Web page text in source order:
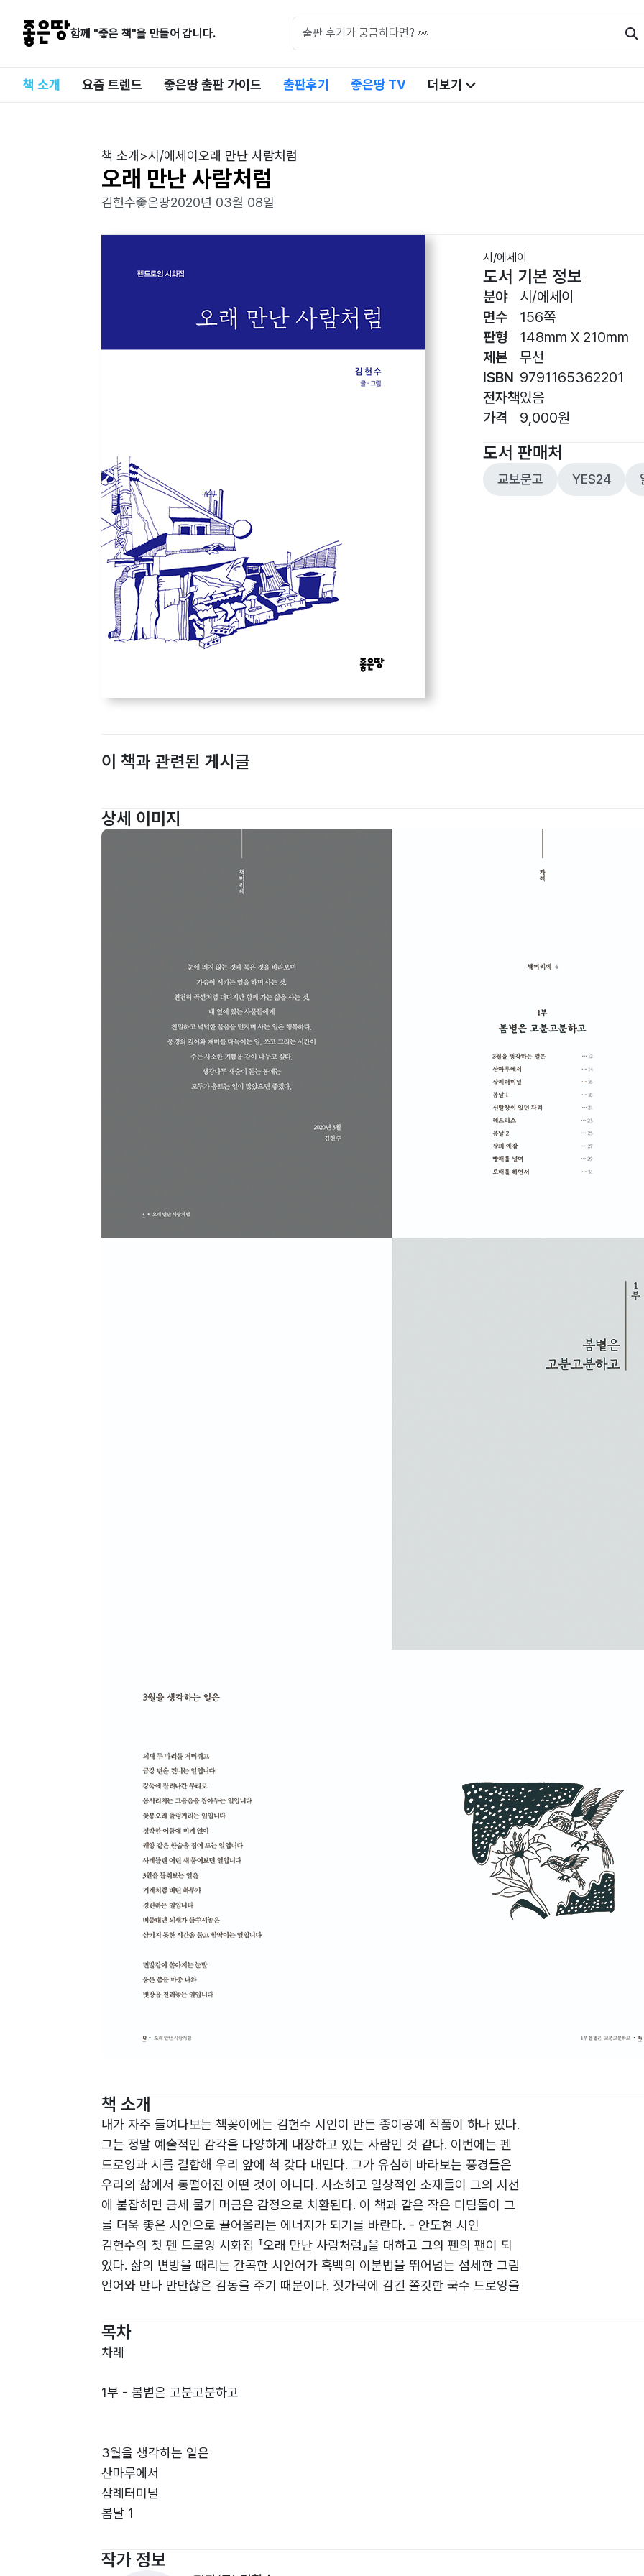
함께 "좋은 책"을 만들어 갑니다.
책 소개 요즘 트렌드 좋은땅 출판 가이드 출판후기 좋은땅 TV 더보기
책 소개 >시/에세이 오래 만난 사람처럼
오래 만난 사람처럼
김헌수좋은땅2020년 03월 08일
시/에세이
도서 기본 정보
분야
면수
판형
제본
ISBN
전자책
가격
시/에세이
156쪽
148mm X 210mm
무선
9791165362201
있음
9,000원
도서 판매처
교보문고 YES24
이 책과 관련된 게시글
상세 이미지
책 소개
내가 자주 들여다보는 책꽂이에는 김헌수 시인이 만든 종이공예 작품이 하나 있다.
그는 정말 예술적인 감각을 다양하게 내장하고 있는 사람인 것 같다. 이번에는 펜
드로잉과 시를 결합해 우리 앞에 척 갖다 내민다. 그가 유심히 바라보는 풍경들은
우리의 삶에서 동떨어진 어떤 것이 아니다. 사소하고 일상적인 소재들이 그의 시선
에 붙잡히면 금세 물기 머금은 감정으로 치환된다. 이 책과 같은 작은 디딤돌이 그
를 더욱 좋은 시인으로 끌어올리는 에너지가 되기를 바란다. - 안도현 시인
김헌수의 첫 펜 드로잉 시화집 『오래 만난 사람처럼』을 대하고 그의 펜의 팬이 되
었다. 삶의 변방을 때리는 간곡한 시언어가 흑백의 이분법을 뛰어넘는 섬세한 그림
언어와 만나 만만찮은 감동을 주기 때문이다. 젓가락에 감긴 쫄깃한 국수 드로잉을
집을 통해 독자는 지나간 시절이 그저 지나간 무늬가 아니고, 오늘의 현실이 오늘만의 것이 아님을 금세
의 고단함과 서글픔이 얼마간은 위로가 되리라. 그것만으로 이 평명한 야문 시화집은 능히 “저쪽 산그늘에
목차
차례
1부 - 봄볕은 고분고분하고
3월을 생각하는 일은
산마루에서
삼례터미널
봄날 1
테트리스
작가 정보